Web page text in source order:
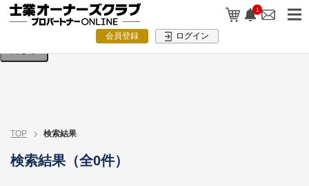
1
会員登録 ログイン
検索条件を入力してください。
TOP 検索結果
検索結果（全0件）